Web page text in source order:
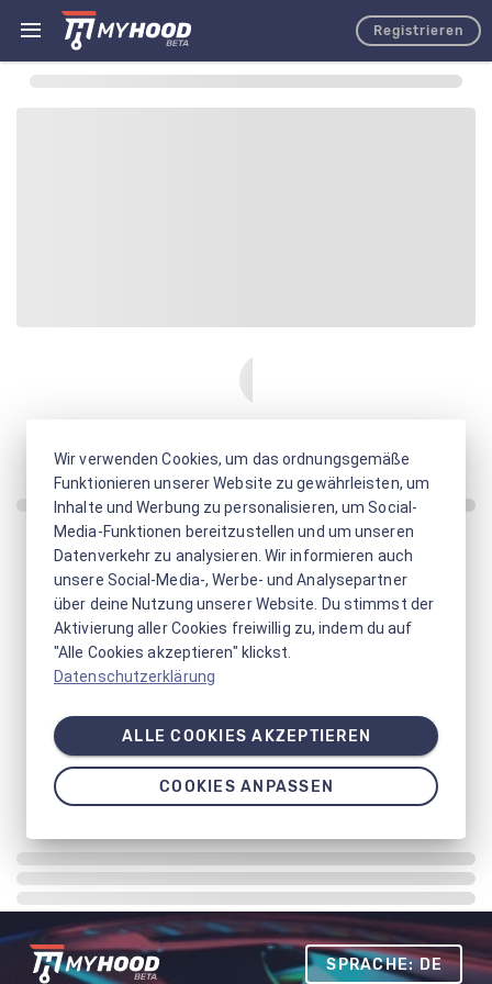
Registrieren
SPRACHE: DE
Wir verwenden Cookies, um das ordnungsgemäße
Funktionieren unserer Website zu gewährleisten, um
Inhalte und Werbung zu personalisieren, um Social-
Media-Funktionen bereitzustellen und um unseren
Datenverkehr zu analysieren. Wir informieren auch
unsere Social-Media-, Werbe- und Analysepartner
über deine Nutzung unserer Website. Du stimmst der
Aktivierung aller Cookies freiwillig zu, indem du auf
"Alle Cookies akzeptieren" klickst.
Datenschutzerklärung
ALLE COOKIES AKZEPTIEREN
COOKIES ANPASSEN